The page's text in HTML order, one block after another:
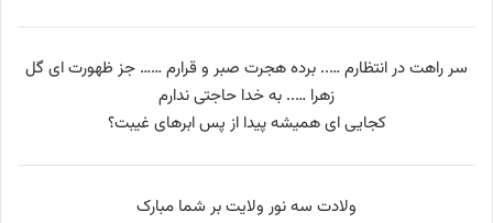
سر راهت در انتظارم ….. برده هجرت صبر و قرارم …… جز ظهورت ای گل
زهرا ….. به خدا حاجتی ندارم
کجایى اى همیشه پیدا از پس ابرهاى غیبت؟
ولادت سه نور ولایت بر شما مبارک